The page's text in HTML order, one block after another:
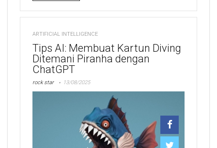
ARTIFICIAL INTELLIGENCE
Tips AI: Membuat Kartun Diving
Ditemani Piranha dengan
ChatGPT
rock star 13/08/2025